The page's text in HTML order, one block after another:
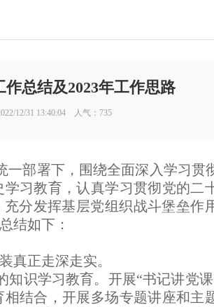
总结及2023年工作思路
12/31 13:40:04 人气： 735
一部署下，围绕全面深入学习贯
习教育，认真学习贯彻党的二
分发挥基层党组织战斗堡垒作
结如下：
真正走深走实。
识学习教育。开展“书记讲党
结合，开展多场专题讲座和主